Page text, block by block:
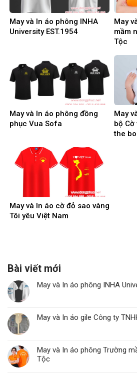
May và In áo phông INHA
University EST.1954
May
mầm
Tộc
May và In áo phông đồng
phục Vua Sofa
May
bộ Cờ
the
May và In áo cờ đỏ sao vàng
Tôi yêu Việt Nam
Bài viết mới
May và In áo phông INHA
May và In áo gile Công ty
May và In áo phông Trường
Tộc